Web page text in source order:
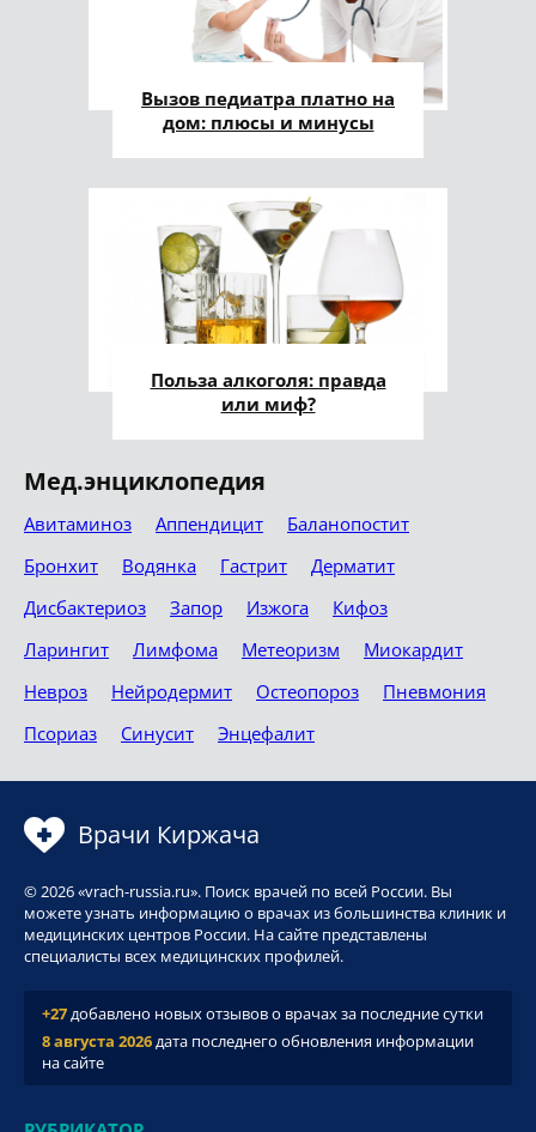
Вызов педиатра платно на
дом: плюсы и минусы
Польза алкоголя: правда
или миф?
Мед.энциклопедия
Авитаминоз Аппендицит
Баланопостит
Бронхит
Водянка Гастрит
Дерматит
Дисбактериоз
Запор Изжога
Кифоз
Ларингит
Лимфома Метеоризм
Миокардит
Невроз
Нейродермит Остеопороз
Пневмония
Псориаз
Синусит Энцефалит
Врачи Киржача
© 2026 «vrach-russia.ru». Поиск врачей по всей России. Вы
можете узнать информацию о врачах из большинства клиник и
медицинских центров России. На сайте представлены
специалисты всех медицинских профилей.
+27добавлено новых отзывов о врачах за последние сутки
8 августа 2026дата последнего обновления информации
на сайте